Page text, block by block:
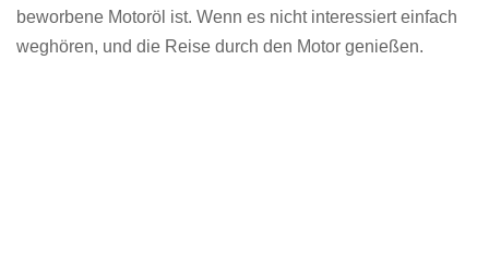
beworbene Motoröl ist. Wenn es nicht interessiert einfach
weghören, und die Reise durch den Motor genießen.